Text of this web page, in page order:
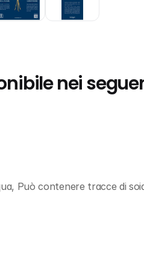
nei
Può contenere tracce di